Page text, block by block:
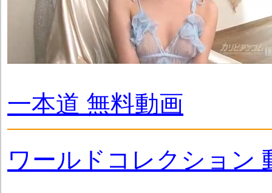
一本道 無料動画
ワールドコレクション